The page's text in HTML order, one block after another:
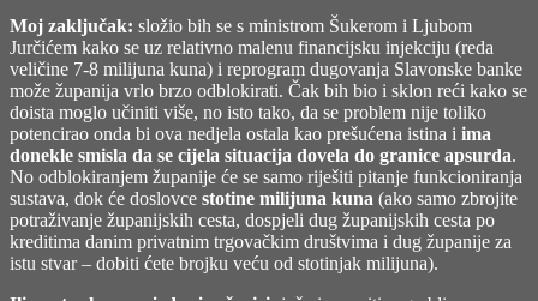
Moj zaključak: složio bih se s ministrom Šukerom i Ljubom
Jurčićem kako se uz relativno malenu financijsku injekciju (reda
veličine 7-8 milijuna kuna) i reprogram dugovanja Slavonske banke
može županija vrlo brzo odblokirati. Čak bih bio i sklon reći kako se
doista moglo učiniti više, no isto tako, da se problem nije toliko
potencirao onda bi ova nedjela ostala kao prešućena istina i ima
donekle smisla da se cijela situacija dovela do granice apsurda.
No odblokiranjem županije će se samo riješiti pitanje funkcioniranja
sustava, dok će doslovce stotine milijuna kuna (ako samo zbrojite
potraživanje županijskih cesta, dospjeli dug županijskih cesta po
kreditima danim privatnim trgovačkim društvima i dug županije za
istu stvar – dobiti ćete brojku veću od stotinjak milijuna).